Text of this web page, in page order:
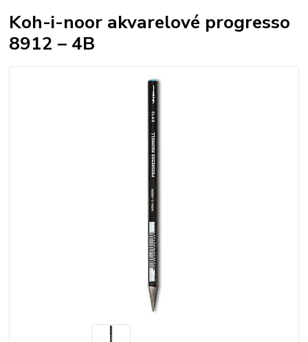
Koh-i-noor akvarelové progresso
8912 – 4B